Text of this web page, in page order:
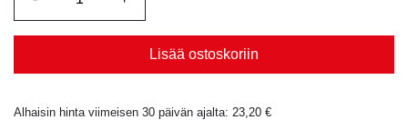
Lisää ostoskoriin
Alhaisin hinta viimeisen 30 päivän ajalta: 23,20 €